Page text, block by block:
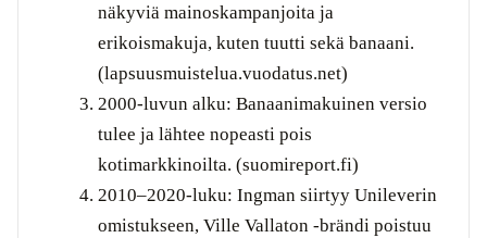
näkyviä mainoskampanjoita ja
erikoismakuja, kuten tuutti sekä banaani.
(lapsuusmuistelua.vuodatus.net)
2000-luvun alku: Banaanimakuinen versio
tulee ja lähtee nopeasti pois
kotimarkkinoilta. (suomireport.fi)
2010–2020-luku: Ingman siirtyy Unileverin
omistukseen, Ville Vallaton -brändi poistuu